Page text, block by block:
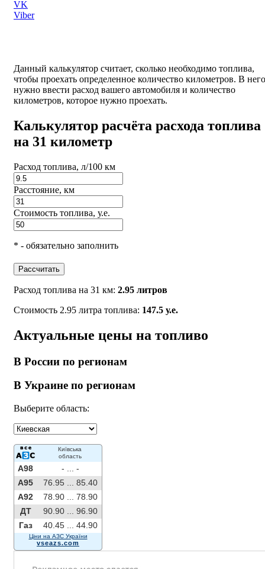
VK
Viber
Данный калькулятор считает, сколько необходимо топлива,
чтобы проехать определенное количество километров. В него
нужно ввести расход вашего автомобиля и количество
километров, которое нужно проехать.
Калькулятор расчёта расхода топлива
на 31 километр
Расход топлива, л/100 км
Расстояние, км
Стоимость топлива, у.е.
* - обязательно заполнить
Рассчитать
Расход топлива на 31 км: 2.95 литров
Стоимость 2.95 литра топлива: 147.5 у.е.
Актуальные цены на топливо
В России по регионам
В Украине по регионам
Выберите область:
Київська
область
A98 - ...
-
A95
76.95 ...
85.40
A92
78.90 ...
78.90
ДТ
90.90 ...
96.90
Газ
40.45 ... 44.90
Ціни на АЗС України
vseazs.com